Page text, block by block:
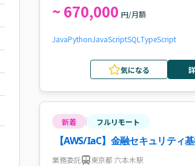
~ 670,000 円/月額
JavaPythonJavaScriptSQL TypeScript
気になる
新着 フルリモート
【AWS/IaC】金融セキュリティ
業務委託 東京都 六本木駅